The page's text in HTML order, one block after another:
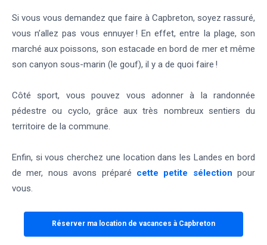
Si vous vous demandez que faire à Capbreton, soyez rassuré,
vous n’allez pas vous ennuyer ! En effet, entre la plage, son
marché aux poissons, son estacade en bord de mer et même
son canyon sous-marin (le gouf), il y a de quoi faire !
Côté sport, vous pouvez vous adonner à la randonnée
pédestre ou cyclo, grâce aux très nombreux sentiers du
territoire de la commune.
Enfin, si vous cherchez une location dans les Landes en bord
de mer, nous avons préparé cette petite sélection pour
vous.
Réserver ma location de vacances à Capbreton